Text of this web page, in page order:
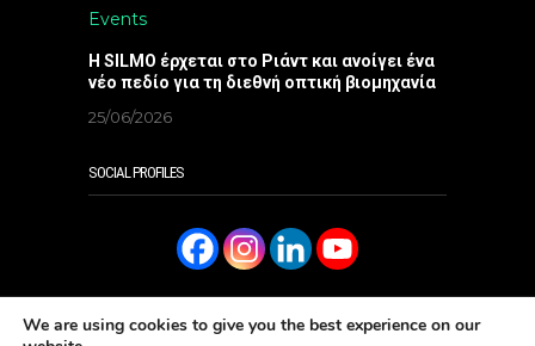
Events
Η SILMO έρχεται στο Ριάντ και ανοίγει ένα
νέο πεδίο για τη διεθνή οπτική βιομηχανία
25/06/2026
SOCIAL PROFILES
We are using cookies to give you the best experience on our